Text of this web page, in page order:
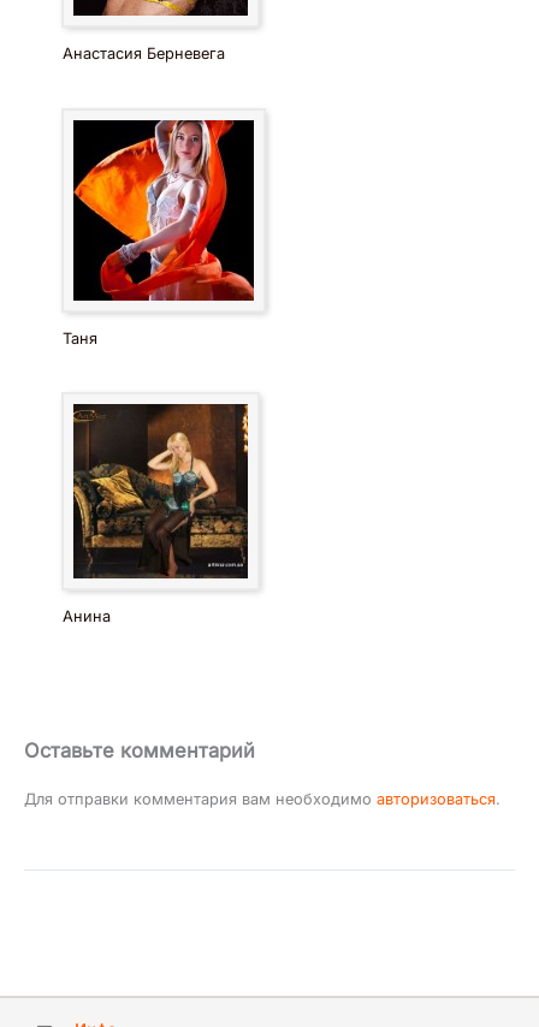
Анастасия Берневега
Таня
Анина
Оставьте комментарий
Для отправки комментария вам необходимо авторизоваться.